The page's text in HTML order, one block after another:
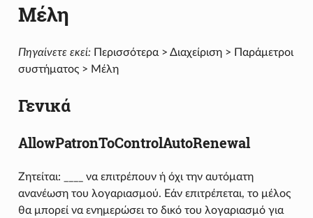
Μέλη
Πηγαίνετε εκεί:Περισσότερα > Διαχείριση > Παράμετροι
συστήματος > Μέλη
Γενικά
AllowPatronToControlAutoRenewal
Ζητείται: ____ να επιτρέπουν ή όχι την αυτόματη
ανανέωση του λογαριασμού. Εάν επιτρέπεται, το μέλος
θα μπορεί να ενημερώσει το δικό του λογαριασμό για